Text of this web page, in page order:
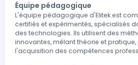
Équipe pédagogique
L'équipe pédagogique d'Elitek est
certifiés et expérimentés, spécialisés
des technologies. Ils utilisent des
innovantes, mêlant théorie et
l'acquisition des compétences